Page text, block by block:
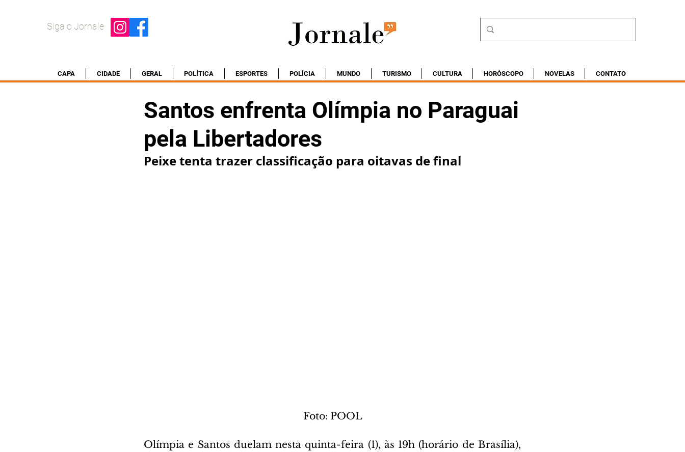
Siga o Jornale
CAPA CIDADE GERAL POLÍTICA ESPORTES POLÍCIA MUNDO TURISMO CULTURA HORÓSCOPO NOVELAS CONTATO
Santos enfrenta Olímpia no Paraguai
pela Libertadores
Peixe tenta trazer classificação para oitavas de final
Foto: POOL
Olímpia e Santos duelam nesta quinta-feira (1), às 19h (horário de Brasília),